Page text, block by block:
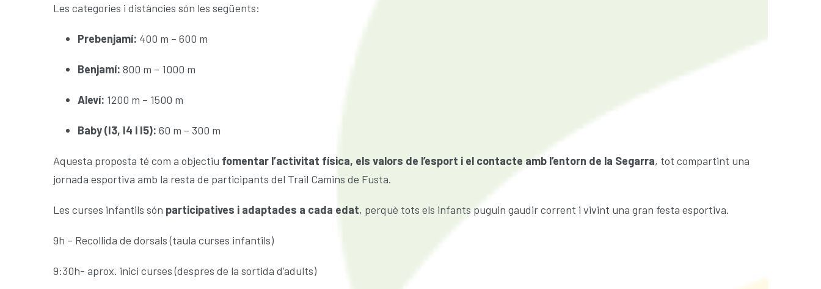
Les categories i distàncies són les següents:
Prebenjamí: 400 m – 600 m
Benjamí: 800 m – 1000 m
Aleví: 1200 m – 1500 m
Baby (I3, I4 i I5): 60 m – 300 m
Aquesta proposta té com a objectiu fomentar l’activitat física, els valors de l’esport i el contacte amb l’entorn de la Segarra, tot compartint una
jornada esportiva amb la resta de participants del Trail Camins de Fusta.
Les curses infantils són participatives i adaptades a cada edat, perquè tots els infants puguin gaudir corrent i vivint una gran festa esportiva.
9h – Recollida de dorsals (taula curses infantils)
9:30h- aprox. inici curses (despres de la sortida d’adults)